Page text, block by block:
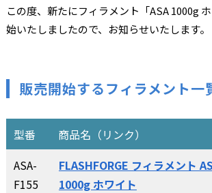
この度、新たにフィラメント「ASA 1000g
始いたしましたので、お知らせいたします。
販売開始するフィラメント一
型番 商品名（リンク）
ASA-
F155
FLASHFORGE フィラメント
1000g ホワイト